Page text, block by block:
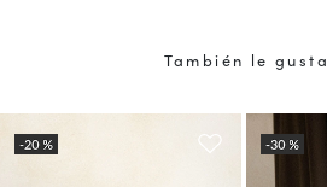
También le